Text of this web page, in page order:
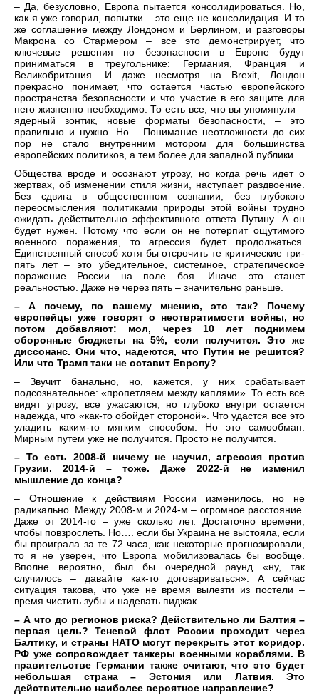
– Да, безусловно, Европа пытается консолидироваться. Но,
как я уже говорил, попытки – это еще не консолидация. И то
же соглашение между Лондоном и Берлином, и разговоры
Макрона со Стармером – все это демонстрирует, что
ключевые решения по безопасности в Европе будут
приниматься в треугольнике: Германия, Франция и
Великобритания. И даже несмотря на Brexit, Лондон
прекрасно понимает, что остается частью европейского
пространства безопасности и что участие в его защите для
него жизненно необходимо. То есть все, что вы упомянули –
ядерный зонтик, новые форматы безопасности, – это
правильно и нужно. Но… Понимание неотложности до сих
пор не стало внутренним мотором для большинства
европейских политиков, а тем более для западной публики.
Общества вроде и осознают угрозу, но когда речь идет о
жертвах, об изменении стиля жизни, наступает раздвоение.
Без сдвига в общественном сознании, без глубокого
переосмысления политиками природы этой войны трудно
ожидать действительно эффективного ответа Путину. А он
будет нужен. Потому что если он не потерпит ощутимого
военного поражения, то агрессия будет продолжаться.
Единственный способ хотя бы отсрочить те критические три-
пять лет – это убедительное, системное, стратегическое
поражение России на поле боя. Иначе это станет
реальностью. Даже не через пять – значительно раньше.
– А почему, по вашему мнению, это так? Почему
европейцы уже говорят о неотвратимости войны, но
потом добавляют: мол, через 10 лет поднимем
оборонные бюджеты на 5%, если получится. Это же
диссонанс. Они что, надеются, что Путин не решится?
Или что Трамп таки не оставит Европу?
– Звучит банально, но, кажется, у них срабатывает
подсознательное: «пропетляем между каплями». То есть все
видят угрозу, все ужасаются, но глубоко внутри остается
надежда, что «как-то обойдет стороной». Что удастся все это
уладить каким-то мягким способом. Но это самообман.
Мирным путем уже не получится. Просто не получится.
– То есть 2008-й ничему не научил, агрессия против
Грузии. 2014-й – тоже. Даже 2022-й не изменил
мышление до конца?
– Отношение к действиям России изменилось, но не
радикально. Между 2008-м и 2024-м – огромное расстояние.
Даже от 2014-го – уже сколько лет. Достаточно времени,
чтобы повзрослеть. Но…. если бы Украина не выстояла, если
бы проиграла за те 72 часа, как некоторые прогнозировали,
то я не уверен, что Европа мобилизовалась бы вообще.
Вполне вероятно, был бы очередной раунд «ну, так
случилось – давайте как-то договариваться». А сейчас
ситуация такова, что уже не время вылезти из постели –
время чистить зубы и надевать пиджак.
– А что до регионов риска? Действительно ли Балтия –
первая цель? Теневой флот России проходит через
Балтику, и страны НАТО могут перекрыть этот коридор.
РФ уже сопровождает танкеры военными кораблями. В
правительстве Германии также считают, что это будет
небольшая страна – Эстония или Латвия. Это
действительно наиболее вероятное направление?